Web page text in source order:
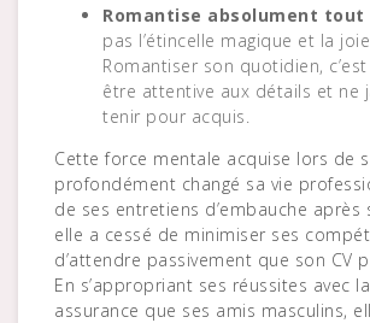
Romantise absolument tout
pas l’étincelle magique et la
Romantiser son quotidien,
être attentive aux détails et ne
tenir pour acquis.
Cette force mentale acquise lors de
profondément changé sa vie
de ses entretiens d’embauche après
elle a cessé de minimiser ses
d’attendre passivement que son CV
En s’appropriant ses réussites avec
assurance que ses amis masculins,